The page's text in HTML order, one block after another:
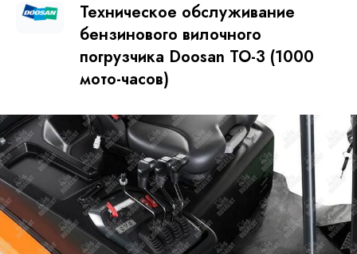
Техническое обслуживание
бензинового вилочного
погрузчика Doosan ТО-3 (1000
мото-часов)